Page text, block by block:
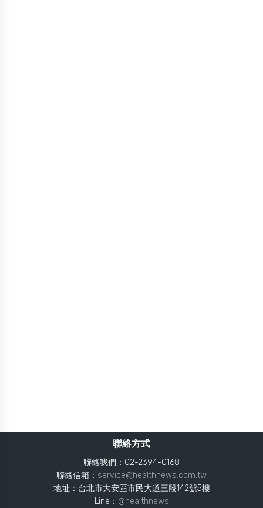
聯絡方式
聯絡我們：02-2394-0168
聯絡信箱： service@healthnews.com.tw
地址：台北市大安區市民大道三段142號5樓
Line： @healthnews